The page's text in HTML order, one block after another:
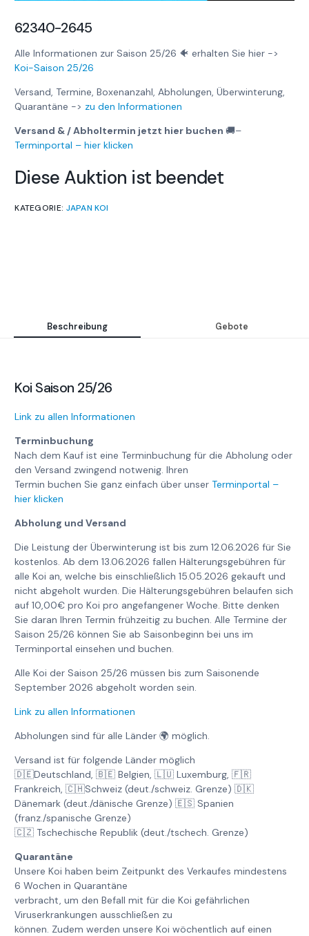
62340-2645
Alle Informationen zur Saison 25/26 🐠 erhalten Sie hier ->
Koi-Saison 25/26
Versand, Termine, Boxenanzahl, Abholungen, Überwinterung,
Quarantäne -> zu den Informationen
Versand & / Abholtermin jetzt hier buchen 🚚–
Terminportal – hier klicken
Diese Auktion ist beendet
KATEGORIE: JAPAN KOI
Beschreibung Gebote
Koi Saison 25/26
Link zu allen Informationen
Terminbuchung
Nach dem Kauf ist eine Terminbuchung für die Abholung oder
den Versand zwingend notwenig. Ihren
Termin buchen Sie ganz einfach über unserTerminportal –
hier klicken
Abholung und Versand
Die Leistung der Überwinterung ist bis zum 12.06.2026 für Sie
kostenlos. Ab dem 13.06.2026 fallen Hälterungsgebühren für
alle Koi an, welche bis einschließlich 15.05.2026 gekauft und
nicht abgeholt wurden. Die Hälterungsgebühren belaufen sich
auf 10,00€ pro Koi pro angefangener Woche. Bitte denken
Sie daran Ihren Termin frühzeitig zu buchen. Alle Termine der
Saison 25/26 können Sie ab Saisonbeginn bei uns im
Terminportal einsehen und buchen.
Alle Koi der Saison 25/26 müssen bis zum Saisonende
September 2026 abgeholt worden sein.
Link zu allen Informationen
Abholungen sind für alle Länder 🌍 möglich.
Versand ist für folgende Länder möglich
🇩🇪Deutschland, 🇧🇪 Belgien, 🇱🇺 Luxemburg, 🇫🇷
Frankreich, 🇨🇭Schweiz (deut./schweiz. Grenze) 🇩🇰
Dänemark (deut./dänische Grenze) 🇪🇸 Spanien
(franz./spanische Grenze)
🇨🇿 Tschechische Republik (deut./tschech. Grenze)
Quarantäne
Unsere Koi haben beim Zeitpunkt des Verkaufes mindestens
6 Wochen in Quarantäne
verbracht, um den Befall mit für die Koi gefährlichen
Viruserkrankungen ausschließen zu
können. Zudem werden unsere Koi wöchentlich auf einen